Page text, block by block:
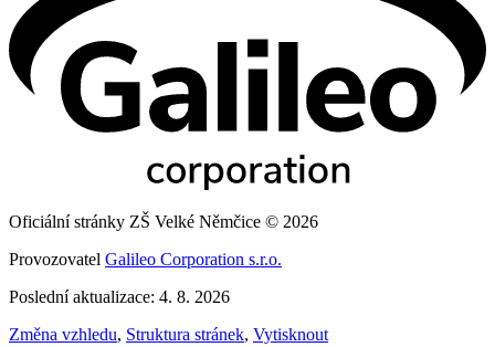
Oficiální stránky ZŠ Velké Němčice © 2026
Provozovatel Galileo Corporation s.r.o.
Poslední aktualizace: 4. 8. 2026
Změna vzhledu, Struktura stránek, Vytisknout